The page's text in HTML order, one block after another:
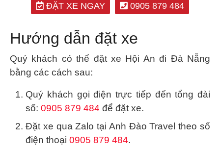
ĐẶT XE NGAY 0905 879 484
Hướng dẫn đặt xe
Quý khách có thể đặt xe Hội An đi Đà Nẵng
bằng các cách sau:
Quý khách gọi điện trực tiếp đến tổng đài
số: 0905 879 484 để đặt xe.
Đặt xe qua Zalo tại Anh Đào Travel theo số
điện thoại 0905 879 484.